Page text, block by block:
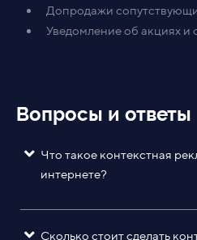
Допродажи
Уведомление об акциях и
Вопросы и ответы
Что такое контекстная
интернете?
Сколько стоит сделать